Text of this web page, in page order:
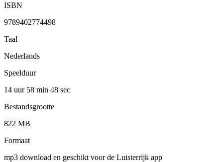
ISBN
9789402774498
Taal
Nederlands
Speelduur
14 uur 58 min 48 sec
Bestandsgrootte
822 MB
Formaat
mp3 download en geschikt voor de Luisterrijk app